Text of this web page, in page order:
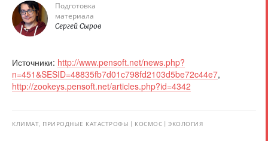
Подготовка
материала
Сергей Сыров
Источники: http://www.pensoft.net/news.php?
n=451&SESID=48835fb7d01c798fd2103d5be72c44e7,
http://zookeys.pensoft.net/articles.php?id=4342
КЛИМАТ, ПРИРОДНЫЕ КАТАСТРОФЫ КОСМОС ЭКОЛОГИЯ